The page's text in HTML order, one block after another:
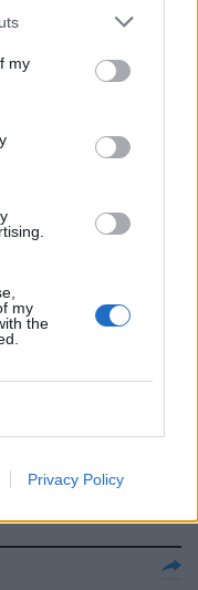
my
my
the
Privacy Policy
in
al
in
al